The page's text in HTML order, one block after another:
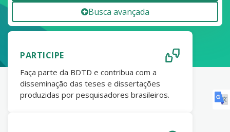
Busca avançada
PARTICIPE
Faça parte da BDTD e contribua com a
disseminação das teses e dissertações
produzidas por pesquisadores brasileiros.